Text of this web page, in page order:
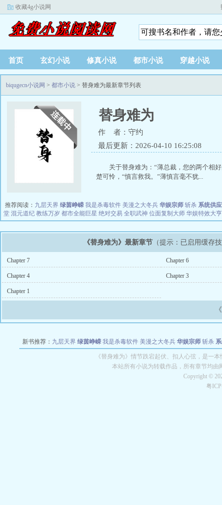
收藏4g小说网
首页 玄幻小说 修真小说 都市小说 穿越小说
biqugecn小说网 > 都市小说 > 替身难为最新章节列表
替身难为
作 者：守约
最后更新：2026-04-10 16:25:08
关于替身难为：“薄总裁，您的两个相
楚可怜，“慎言救我。”薄慎言毫不犹...
推荐阅读： 九层天界 绿茵峥嵘 我是杀毒软件 美漫之大冬兵 华娱宗师 斩杀 系统供
堂 混元道纪 教练万岁 都市全能巨星 绝对交易 全职武神 位面复制大师 华娱特效大亨
《替身难为》最新章节 （提示：已启用缓存
Chapter 7 Chapter 6
Chapter 4 Chapter 3
Chapter 1
新书推荐： 九层天界 绿茵峥嵘 我是杀毒软件 美漫之大冬兵 华娱宗师 斩杀
教练万岁 都市全能巨星 绝对交易 全职武神 位面复
《替身难为》情节跌宕起伏、扣人心弦，是一
本站所有小说为转载作品，所有章节均
Copyright ©
粤